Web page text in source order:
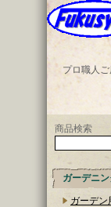
プロ職人
商品検索
ガーデニ
ガーデン